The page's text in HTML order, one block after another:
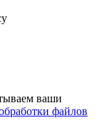
ваши
файлов